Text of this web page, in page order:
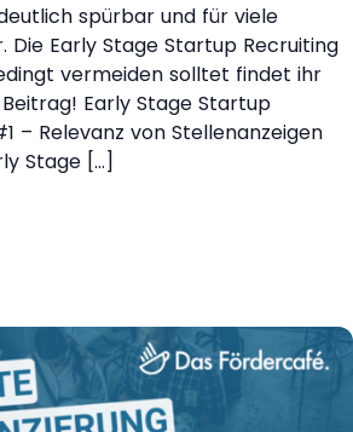
spürbar und für viele
Die Early Stage Startup Recruiting
vermeiden solltet findet ihr
Early Stage Startup
– Relevanz von Stellenanzeigen
Stage […]